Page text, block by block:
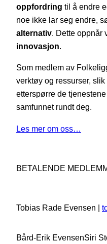
oppfordring til å endre
noe ikke lar seg endre,
alternativ. Dette oppnår
innovasjon.
Som medlem av
verktøy og ressurser,
etterspørre de
samfunnet rundt deg.
Les mer om oss…
BETALENDE
Tobias Rade Evensen |
Bård-Erik EvensenSiri